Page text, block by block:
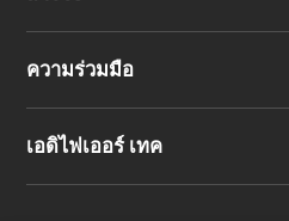
ความร่วมมือ
เอดิไฟเออร์ เทค